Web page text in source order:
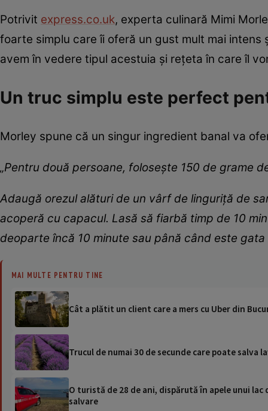
Potrivit express.co.uk, experta culinară Mimi
foarte simplu care îi oferă un gust mult mai
avem în vedere tipul acestuia și rețeta în care îl
Un truc simplu este perfect
Morley spune că un singur ingredient banal va
„Pentru două persoane, folosește 150 de grame
Adaugă orezul alături de un vârf de linguriță de
acoperă cu capacul. Lasă să fiarbă timp de 10
deoparte încă 10 minute sau până când este gata
MAI MULTE PENTRU TINE
Cât a plătit un client care a mers cu Uber din
Trucul de numai 30 de secunde care poate salva
O turistă de 28 de ani, dispărută în apele unui
salvare